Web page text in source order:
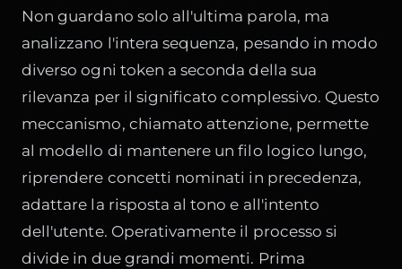
Non guardano solo all'ultima parola, ma
analizzano l'intera sequenza, pesando in modo
diverso ogni token a seconda della sua
rilevanza per il significato complessivo. Questo
meccanismo, chiamato attenzione, permette
al modello di mantenere un filo logico lungo,
riprendere concetti nominati in precedenza,
adattare la risposta al tono e all'intento
dell'utente. Operativamente il processo si
divide in due grandi momenti. Prima